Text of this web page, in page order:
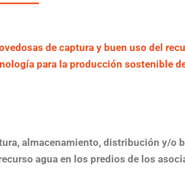
de captura y buen uso del
para la producción sostenible
almacenamiento, distribución y/o
agua en los predios de los